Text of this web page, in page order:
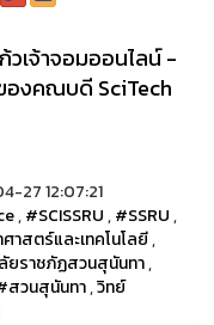
วเจ้าจอมออนไลน์ -
องคณบดี SciTech
27 12:07:21
,#SCISSRU,#SSRU,
าสตร์และเทคโนโลยี,
ยราชภัฏสวนสุนันทา,
สวนสุนันทา,วิทย์